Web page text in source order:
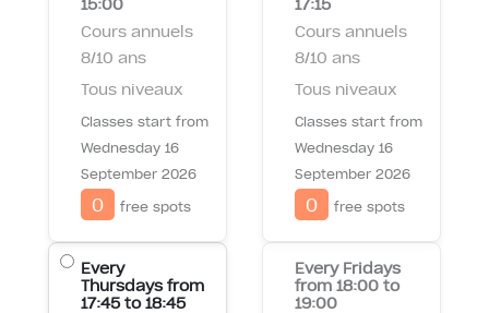
Cours annuels
8/10 ans
Tous niveaux
Classes start from
Wednesday 16
September 2026
0 free spots
Cours annuels
8/10 ans
Tous niveaux
Classes start from
Wednesday 16
September 2026
0 free spots
Every
Thursdays from
17:45 to 18:45
Every Fridays
from 18:00 to
19:00